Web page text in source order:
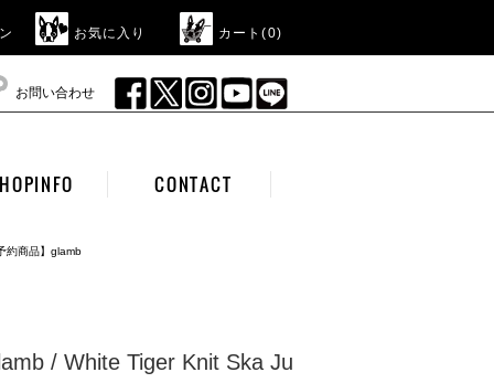
お気に入り カート(0)
お問い合わせ
CONTACT
約商品】glamb
/ White Tiger Knit Ska Ju